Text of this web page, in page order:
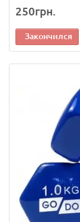
250грн.
Закончился